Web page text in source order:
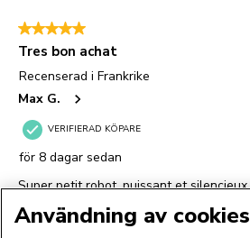
Användning av cookies